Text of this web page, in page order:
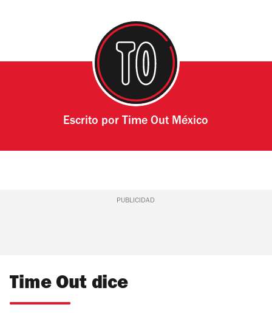
Escrito por Time Out México
PUBLICIDAD
Time Out dice